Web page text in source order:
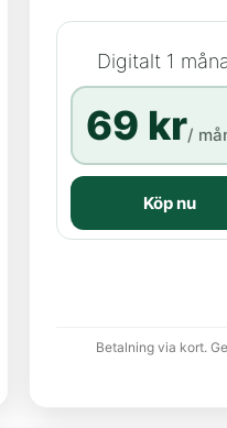
Digitalt 1
69 kr/
Köp nu
Betalning via kort.